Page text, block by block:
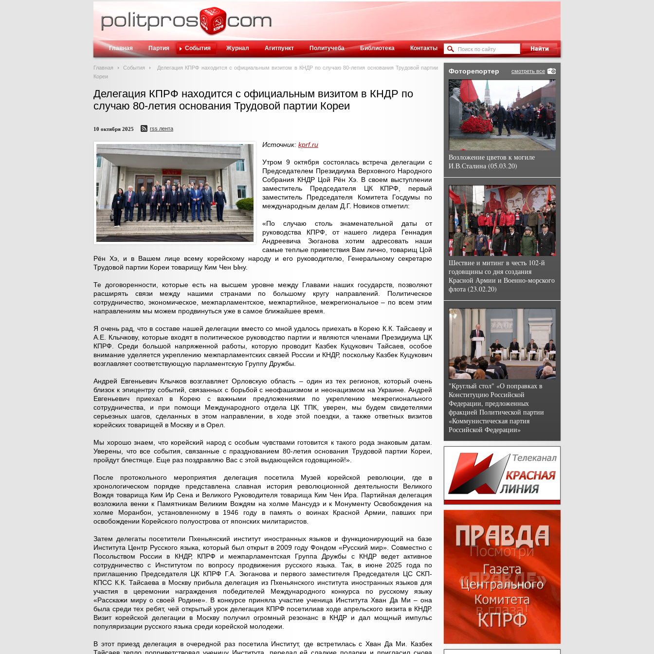
Главная Партия События Журнал Агитпункт Политучеба Библиотека Контакты
Главная События
Делегация КПРФ находится с официальным визитом в КНДР по случаю 80-летия основания Трудовой партии
Кореи
Делегация КПРФ находится с официальным визитом в КНДР по
случаю 80-летия основания Трудовой партии Кореи
10 октября 2025 rss лента
Источник: kprf.ru
Утром 9 октября состоялась встреча делегации с
Председателем Президиума Верховного Народного
Собрания КНДР Цой Рён Хэ. В своем выступлении
заместитель Председателя ЦК КПРФ, первый
заместитель Председателя Комитета Госдумы по
международным делам Д.Г. Новиков отметил:
«По случаю столь знаменательной даты от
руководства КПРФ, от нашего лидера Геннадия
Андреевича Зюганова хотим адресовать наши
самые теплые приветствия Вам лично, товарищ Цой
Рён Хэ, и в Вашем лице всему корейскому народу и его руководителю, Генеральному секретарю
Трудовой партии Кореи товарищу Ким Чен Ыну.
Те договоренности, которые есть на высшем уровне между Главами наших государств, позволяют
расширять связи между нашими странами по большому кругу направлений. Политическое
сотрудничество, экономическое, межпарламентское, межпартийное, межрегиональное – по всем этим
направлениям мы можем продвинуться уже в самое ближайшее время.
Я очень рад, что в составе нашей делегации вместо со мной удалось приехать в Корею К.К. Тайсаеву и
А.Е. Клычкову, которые входят в политическое руководство партии и являются членами Президиума ЦК
КПРФ. Среди большой напряженной работы, которую проводит Казбек Куцукович Тайсаев, особое
внимание уделяется укреплению межпарламентских связей России и КНДР, поскольку Казбек Куцукович
возглавляет соответствующую парламентскую Группу Дружбы.
Андрей Евгеньевич Клычков возглавляет Орловскую область – один из тех регионов, который очень
близок к эпицентру событий, связанных с борьбой с неофашизмом и неонацизмом на Украине. Андрей
Евгеньевич приехал в Корею с важными предложениями по укреплению межрегионального
сотрудничества, и при помощи Международного отдела ЦК ТПК, уверен, мы будем свидетелями
серьезных шагов, сделанных в этом направлении, в ходе этой поездки, а также ответных визитов
корейских товарищей в Москву и в Орел.
Мы хорошо знаем, что корейский народ с особым чувствами готовится к такого рода знаковым датам.
Уверены, что все события, связанные с празднованием 80-летия основания Трудовой партии Кореи,
пройдут блестяще. Еще раз поздравляю Вас с этой выдающейся годовщиной!».
После протокольного мероприятия делегация посетила Музей корейской революции, где в
хронологическом порядке представлена славная история революционной деятельности Великого
Вождя товарища Ким Ир Сена и Великого Руководителя товарища Ким Чен Ира. Партийная делегация
возложила венки к Памятникам Великим Вождям на холме Мансудэ и к Монументу Освобождения на
холме Моранбон, установленному в 1946 году в память о воинах Красной Армии, павших при
освобождении Корейского полуострова от японских милитаристов.
Затем делегаты посетители Пхеньянский институт иностранных языков и функционирующий на базе
Института Центр Русского языка, который был открыт в 2009 году Фондом «Русский мир». Совместно с
Посольством России в КНДР, КПРФ и межпарламентская Группа Дружбы с КНДР ведет активное
сотрудничество с Институтом по вопросу продвижения русского языка. Так, в июне 2025 года по
приглашению Председателя ЦК КПРФ Г.А. Зюганова и первого заместителя Председателя ЦС СКП-
КПСС К.К. Тайсаева в Москву прибыла делегация из Пхеньянского института иностранных языков для
участия в церемонии награждения победителей Международного конкурса по русскому языку
«Расскажи миру о своей Родине». В конкурсе приняла участие ученица Института Хван Да Ми – она
была среди тех ребят, чей открытый урок делегация КПРФ посетилиав ходе апрельского визита в КНДР.
Визит корейской делегации в Москву получил огромный резонанс в КНДР и дал мощный импульс
популяризации русского языка среди корейской молодежи.
В этот приезд делегация в очередной раз посетила Институт, где встретилась с Хван Да Ми. Казбек
смотреть все
Фоторепортер
Возложение цветов к могиле
И.В.Сталина (05.03.20)
Шествие и митинг в честь 102-й
годовщины со дня создания
Красной Армии и Военно-морского
флота (23.02.20)
"Круглый стол" «О поправках в
Конституцию Российской
Федерации, предложенных
фракцией Политической партии
«Коммунистическая партия
Российской Федерации»